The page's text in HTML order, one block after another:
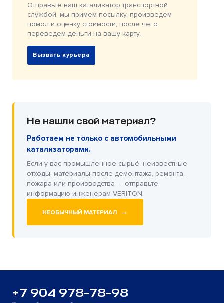
Отправьте ваш катализатор транспортной
службой, мы примем посылку, произведем
помол и оценку стоимости, после чего
переведем деньги на вашу карту.
Вызвать курьера
Не нашли свой материал?
Работаем не только с автомобильными
катализаторами.
Если у вас промышленное сырьё, неизвестные
отходы, материалы после демонтажа, ремонта,
пожара или производства — отправьте
информацию инженерам VERITON.
НЕОБЫЧНЫЙ МАТЕРИАЛ →
+7 904 978-78-98